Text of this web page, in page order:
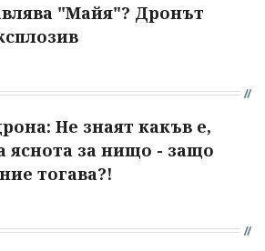
"Майя"? Дронът
Не знаят какъв е,
яснота за нищо - защо
тогава?!